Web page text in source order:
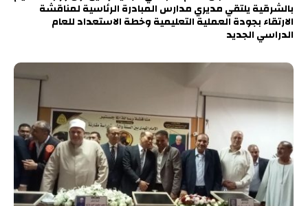
بالشرقية يلتقي مديري مدارس المبادرة الرئاسية لمناقشة
الارتقاء بجودة العملية التعليمية وخطة الاستعداد للعام
الدراسي الجديد